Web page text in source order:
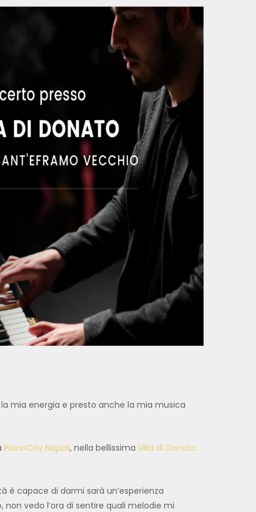
mia energia e presto anche la mia musica
PianoCity Napoli, nella bellissima Villa di Donato
è capace di darmi sarà un’esperienza
vedo l’ora di sentire quali melodie mi